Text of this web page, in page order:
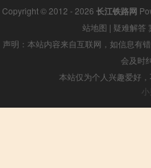
Copyright © 2012 - 2026 长江铁路网
站地图 | 疑难解答
声明：本站内容来自互联网，如信息有
会及时
本站仅为个人兴趣爱好